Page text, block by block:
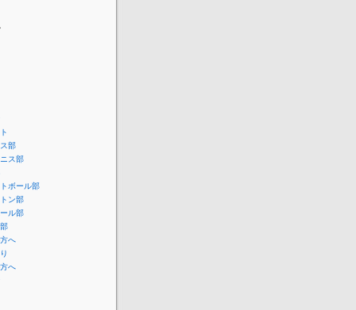
部
ス部
ボール部
ン部
ル部
へ
へ